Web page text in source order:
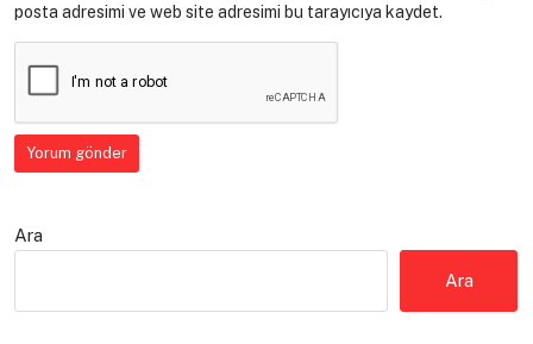
posta adresimi ve web site adresimi bu tarayıcıya kaydet.
Ara
Ara